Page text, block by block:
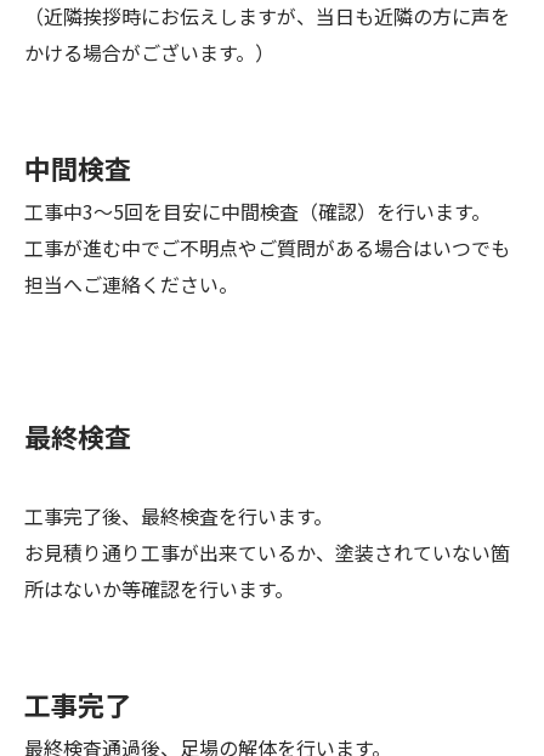
（近隣挨拶時にお伝えしますが、当日も近隣の方に声を
かける場合がございます。）
中間検査
工事中3～5回を目安に中間検査（確認）を行います。
工事が進む中でご不明点やご質問がある場合はいつでも
担当へご連絡ください。
最終検査
工事完了後、最終検査を行います。
お見積り通り工事が出来ているか、塗装されていない箇
所はないか等確認を行います。
工事完了
最終検査通過後、足場の解体を行います。